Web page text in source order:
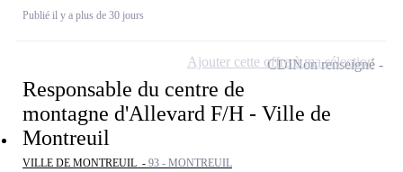
Publié il y a plus de 30 jours
Responsable du centre de
montagne d'Allevard F/H - Ville de
Montreuil
VILLE DE MONTREUIL - 93 - MONTREUIL
CDINon renseigné
Ajouter cette offre à ma sélection